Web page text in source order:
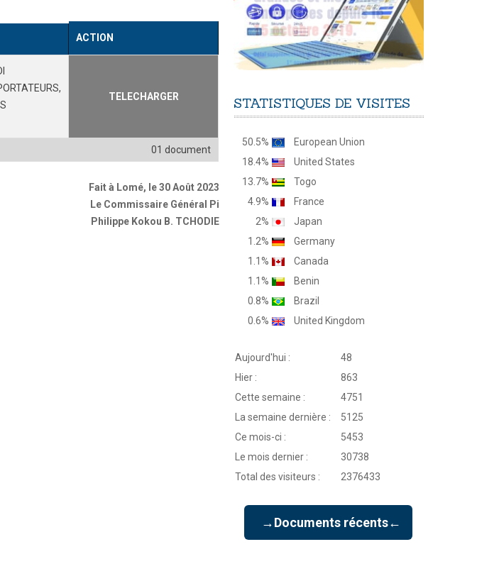
ACTION
01 document
TELECHARGER
Fait à Lomé, le 30 Août 2023
Le Commissaire Général Pi
Philippe Kokou B. TCHODIE
STATISTIQUES DE VISITES
50.5%
European Union
18.4%
United States
13.7%
Togo
4.9%
France
2%
Japan
1.2%
Germany
1.1%
Canada
1.1%
Benin
0.8%
Brazil
0.6%
United Kingdom
Aujourd'hui :
48
Hier :
863
Cette semaine :
4751
La semaine dernière :
5125
Ce mois-ci :
5453
Le mois dernier :
30738
Total des visiteurs :
2376433
→Documents récents←